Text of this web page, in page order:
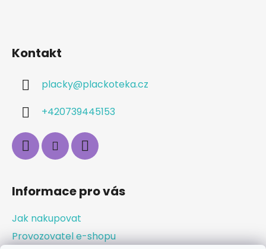
Kontakt
placky@plackoteka.cz
+420739445153
Informace pro vás
Jak nakupovat
Provozovatel e-shopu